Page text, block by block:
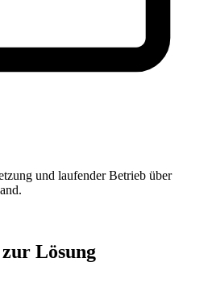
und laufender Betrieb über
Lösung